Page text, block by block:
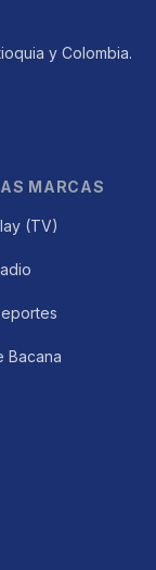
y Colombia.
MARCAS
(TV)
Bacana